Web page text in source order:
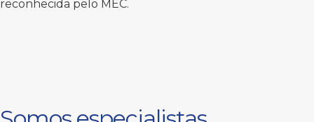
reconhecida pelo MEC.